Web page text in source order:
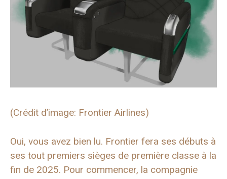
(Crédit d’image: Frontier Airlines)
Oui, vous avez bien lu. Frontier fera ses débuts à
ses tout premiers sièges de première classe à la
fin de 2025. Pour commencer, la compagnie